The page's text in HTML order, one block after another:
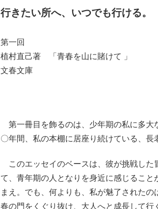
行きたい所へ、いつでも行ける。
第一回
植村直己著 「青春を山に賭けて 」
文春文庫
第一冊目を飾るのは、少年期の私に多大
〇年間、私の本棚に居座り続けている、長
このエッセイのベースは、彼が挑戦した
て、青年期の人となりを身近に感じるこ
まえ。でも、何よりも、私が魅了された
春の門をくぐり抜け、大人へと成長して行